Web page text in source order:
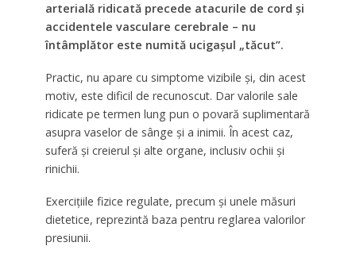
arterială ridicată precede atacurile de cord și
accidentele vasculare cerebrale – nu
întâmplător este numită ucigașul „tăcut”.
Practic, nu apare cu simptome vizibile și, din acest
motiv, este dificil de recunoscut. Dar valorile sale
ridicate pe termen lung pun o povară suplimentară
asupra vaselor de sânge și a inimii. În acest caz,
suferă și creierul și alte organe, inclusiv ochii și
rinichii.
Exercițiile fizice regulate, precum și unele măsuri
dietetice, reprezintă baza pentru reglarea valorilor
presiunii.